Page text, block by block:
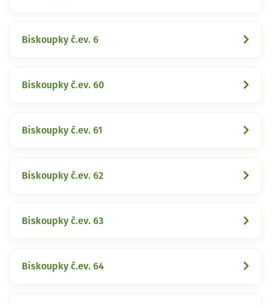
Biskoupky č.ev. 6
Biskoupky č.ev. 60
Biskoupky č.ev. 61
Biskoupky č.ev. 62
Biskoupky č.ev. 63
Biskoupky č.ev. 64